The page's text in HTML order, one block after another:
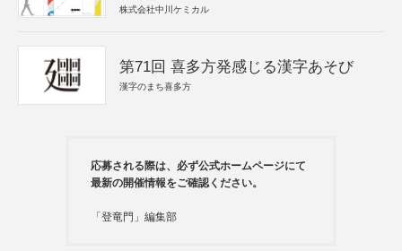
株式会社中川ケミカル
第71回 喜多方発感じる漢字あそび
漢字のまち喜多方
応募される際は、必ず公式ホームページにて
最新の開催情報をご確認ください。
「登竜門」編集部